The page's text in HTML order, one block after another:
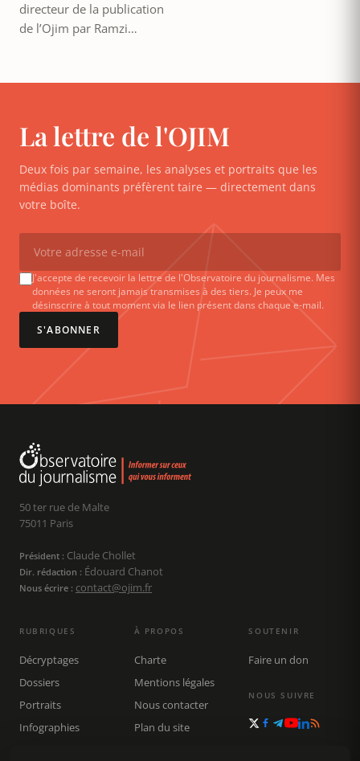
directeur de la publication
de l’Ojim par Ramzi…
La lettre de l'OJIM
Deux fois par semaine, les analyses et portraits que les
médias dominants préfèrent taire — directement dans
votre boîte.
J'accepte de recevoir la lettre de l'Observatoire du journalisme. Mes
données ne seront jamais transmises à des tiers. Je peux me
désinscrire à tout moment via le lien présent dans chaque e-mail.
S'ABONNER
50 ter rue de Malte
75011 Paris
Président : Claude Chollet
Dir. rédaction : Édouard Chanot
Nous écrire : contact@ojim.fr
RUBRIQUES
Décryptages
Dossiers
Portraits
Infographies
À PROPOS
Charte
Mentions légales
Nous contacter
Plan du site
SOUTENIR
Faire un don
NOUS SUIVRE